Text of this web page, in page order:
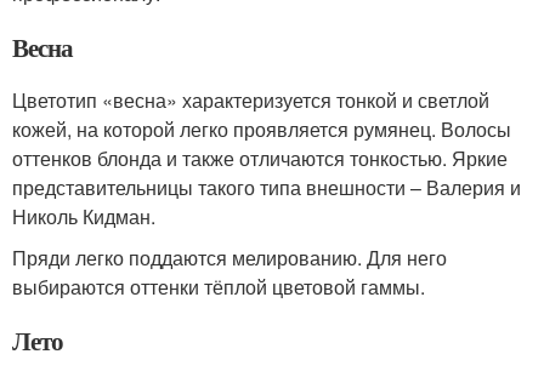
Весна
Цветотип «весна» характеризуется тонкой и светлой
кожей, на которой легко проявляется румянец. Волосы
оттенков блонда и также отличаются тонкостью. Яркие
представительницы такого типа внешности – Валерия и
Николь Кидман.
Пряди легко поддаются мелированию. Для него
выбираются оттенки тёплой цветовой гаммы.
Лето